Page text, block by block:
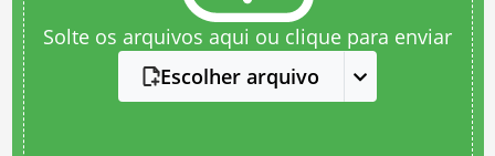
Solte os arquivos aqui ou clique para enviar
Escolher arquivo